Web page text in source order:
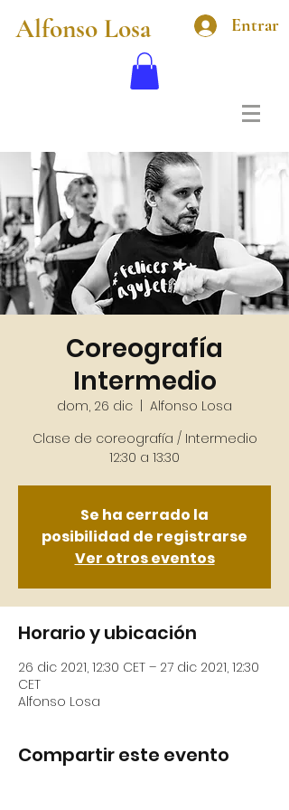
Alfonso Losa Entrar
Coreografía
Intermedio
dom, 26 dic
  |
Alfonso Losa
Clase de coreografía / Intermedio
12:30 a 13:30
Se ha cerrado la
posibilidad de registrarse
Ver otros eventos
Horario y ubicación
26 dic 2021, 12:30 CET – 27 dic 2021, 12:30
CET
Alfonso Losa
Compartir este evento